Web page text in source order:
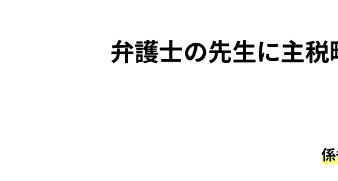
弁護士の先生に主